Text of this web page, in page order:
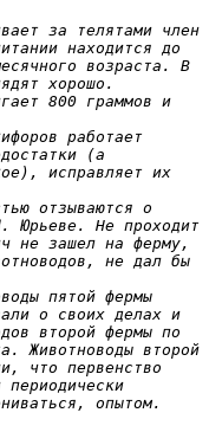
за телятами член
находится до
возраста. В
хорошо.
800 граммов и
работает
(а
исправляет их
отзываются о
Юрьеве. Не проходит
не зашел на ферму,
не дал бы
пятой фермы
о своих делах и
второй фермы по
Животноводы второй
что первенство
опытом.